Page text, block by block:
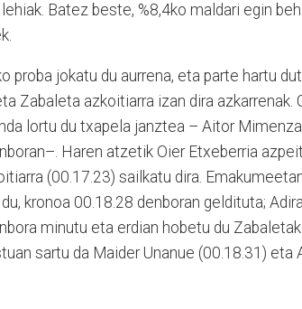
Batez beste, %8,4ko maldari egin
proba jokatu du aurrena, eta parte hartu
Zabaleta azkoitiarra izan dira
lortu du txapela janztea – Aitor
Haren atzetik Oier Etxeberria
(00.17.23) sailkatu dira.
kronoa 00.18.28 denboran geldituta;
minutu eta erdian hobetu du
sartu da Maider Unanue (00.18.31) eta